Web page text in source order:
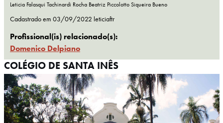
Leticia Falasqui Tachinardi Rocha Beatriz Piccolotto Siqueira Bueno
Cadastrado em 03/09/2022 leticiaftr
Profissional(is) relacionado(s):
Domenico Delpiano
COLÉGIO DE SANTA INÊS